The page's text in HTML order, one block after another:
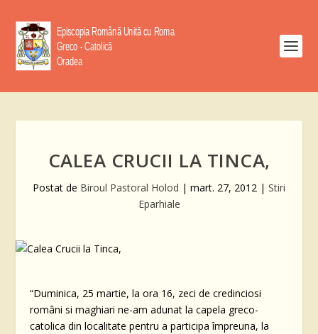
CALEA CRUCII LA TINCA,
Postat de Biroul Pastoral Holod | mart. 27, 2012 | Stiri
Eparhiale
“Duminica, 25 martie, la ora 16, zeci de credinciosi
români si maghiari ne-am adunat la capela greco-
catolica din localitate pentru a participa împreuna, la